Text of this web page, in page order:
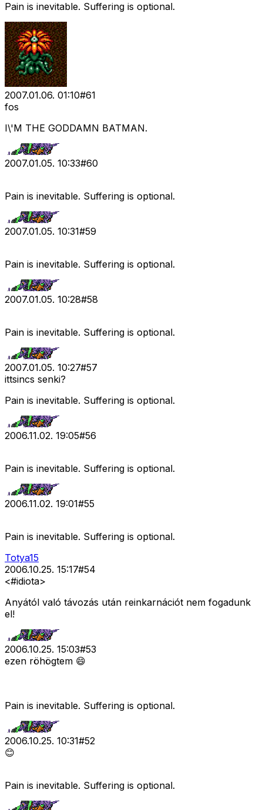
Pain is inevitable. Suffering is optional.
2007.01.06. 01:10#61
fos
I\'M THE GODDAMN BATMAN.
2007.01.05. 10:33#60
Pain is inevitable. Suffering is optional.
2007.01.05. 10:31#59
Pain is inevitable. Suffering is optional.
2007.01.05. 10:28#58
Pain is inevitable. Suffering is optional.
2007.01.05. 10:27#57
ittsincs senki?
Pain is inevitable. Suffering is optional.
2006.11.02. 19:05#56
Pain is inevitable. Suffering is optional.
2006.11.02. 19:01#55
Pain is inevitable. Suffering is optional.
Totya15
2006.10.25. 15:17#54
<#idiota>
Anyától való távozás után reinkarnációt nem fogadunk
el!
2006.10.25. 15:03#53
ezen röhögtem 😄
Pain is inevitable. Suffering is optional.
2006.10.25. 10:31#52
😊
Pain is inevitable. Suffering is optional.